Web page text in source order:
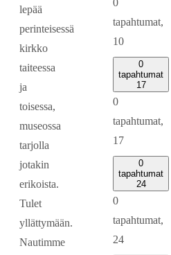
lepää
perinteisessä
kirkko
taiteessa
ja
toisessa,
museossa
tarjolla
jotakin
erikoista.
Tulet
yllättymään.
Nautimme
0
tapahtumat,
10
0
tapahtumat
17
0
tapahtumat,
17
0
tapahtumat
24
0
tapahtumat,
24